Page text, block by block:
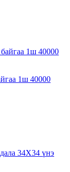
1ш 40000